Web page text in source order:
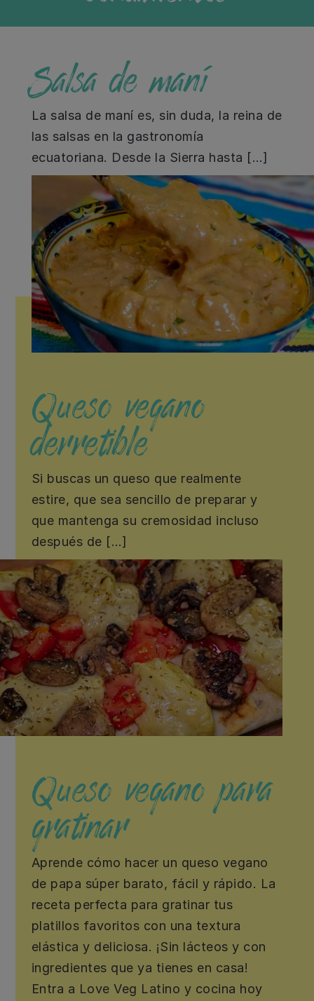
Salsa de maní
La salsa de maní es, sin duda, la reina de
las salsas en la gastronomía
ecuatoriana. Desde la Sierra hasta […]
Queso vegano
derretible
Si buscas un queso que realmente
estire, que sea sencillo de preparar y
que mantenga su cremosidad incluso
después de […]
Queso vegano para
gratinar
Aprende cómo hacer un queso vegano
de papa súper barato, fácil y rápido. La
receta perfecta para gratinar tus
platillos favoritos con una textura
elástica y deliciosa. ¡Sin lácteos y con
ingredientes que ya tienes en casa!
Entra a Love Veg Latino y cocina hoy